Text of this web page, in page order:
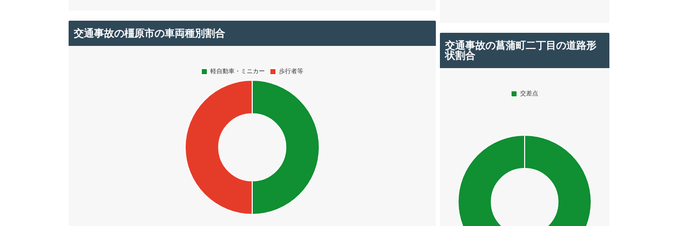
交通事故の橿原市の車両種別割合
交通事故の菖蒲町二丁目の道路形
状割合